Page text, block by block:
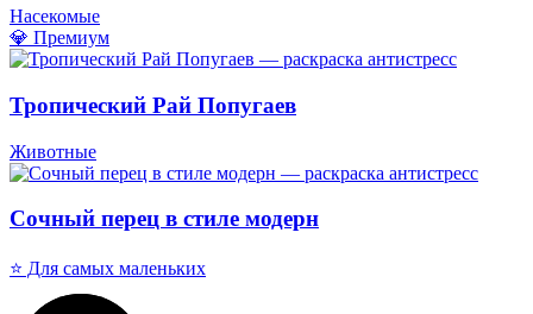
Насекомые
💎 Премиум
Тропический Рай Попугаев
Животные
Сочный перец в стиле модерн
⭐ Для самых маленьких